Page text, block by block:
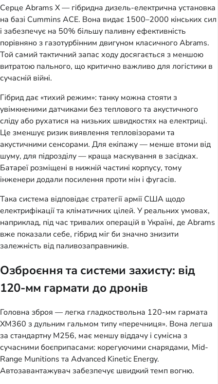
Серце Abrams X — гібридна дизель-електрична установка
на базі Cummins ACE. Вона видає 1500–2000 кінських сил
і забезпечує на 50% більшу паливну ефективність
порівняно з газотурбінним двигуном класичного Abrams.
Той самий тактичний запас ходу досягається з меншою
витратою пального, що критично важливо для логістики в
сучасній війні.
Гібрид дає «тихий режим»: танку можна стояти з
увімкненими датчиками без теплового та акустичного
сліду або рухатися на низьких швидкостях на електриці.
Це зменшує ризик виявлення тепловізорами та
акустичними сенсорами. Для екіпажу — менше втоми від
шуму, для підрозділу — краща маскування в засідках.
Батареї розміщені в нижній частині корпусу, тому
інженери додали посилення проти мін і фугасів.
Така система відповідає стратегії армії США щодо
електрифікації та кліматичних цілей. У реальних умовах,
наприклад, під час тривалих операцій в Україні, де Abrams
вже показали себе, гібрид міг би значно знизити
залежність від паливозаправників.
Озброєння та системи захисту: від
120-мм гармати до дронів
Головна зброя — легка гладкоствольна 120-мм гармата
XM360 з дульним гальмом типу «перечниця». Вона легша
за стандартну M256, має меншу віддачу і сумісна з
сучасними боєприпасами: корегуючими снарядами, Mid-
Range Munitions та Advanced Kinetic Energy.
Автозавантажувач забезпечує швидкий темп вогню.